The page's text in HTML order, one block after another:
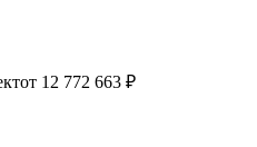
от 12 772 663 ₽